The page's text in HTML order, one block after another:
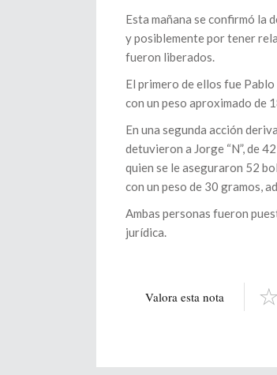
Esta mañana se confirmó la
y posiblemente por tener
fueron liberados.
El primero de ellos fue Pablo
con un peso aproximado de
En una segunda acción
detuvieron a Jorge “N”, de
quien se le aseguraron 52
con un peso de 30 gramos,
Ambas personas fueron
jurídica.
Valora esta nota